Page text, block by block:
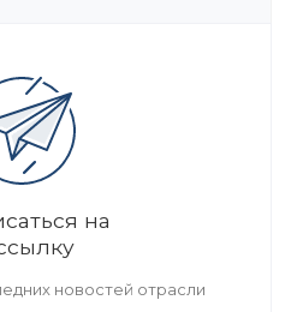
на
новостей отрасли